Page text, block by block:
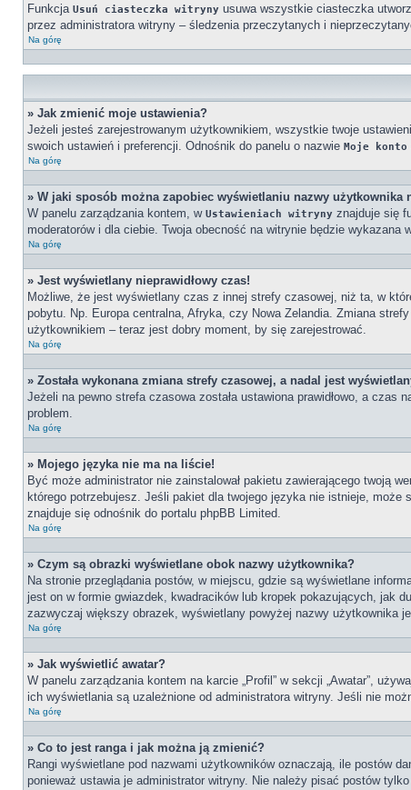
Funkcja Usuń ciasteczka witryny usuwa wszystkie ciasteczka
przez administratora witryny – śledzenia przeczytanych i
Na górę
» Jak zmienić moje ustawienia?
Jeżeli jesteś zarejestrowanym użytkownikiem, wszystkie twoje
swoich ustawień i preferencji. Odnośnik do panelu o nazwie Moje konto
Na górę
» W jaki sposób można zapobiec wyświetlaniu nazwy
W panelu zarządzania kontem, w Ustawieniach witryny znajduje się
moderatorów i dla ciebie. Twoja obecność na witrynie będzie wykazana
Na górę
» Jest wyświetlany nieprawidłowy czas!
Możliwe, że jest wyświetlany czas z innej strefy czasowej, niż ta, w
pobytu. Np. Europa centralna, Afryka, czy Nowa Zelandia. Zmiana
użytkownikiem – teraz jest dobry moment, by się zarejestrować.
Na górę
» Została wykonana zmiana strefy czasowej, a nadal jest
Jeżeli na pewno strefa czasowa została ustawiona prawidłowo, a czas
problem.
Na górę
» Mojego języka nie ma na liście!
Być może administrator nie zainstalował pakietu zawierającego twoją
którego potrzebujesz. Jeśli pakiet dla twojego języka nie istnieje,
znajduje się odnośnik do portalu phpBB Limited.
Na górę
» Czym są obrazki wyświetlane obok nazwy użytkownika?
Na stronie przeglądania postów, w miejscu, gdzie są wyświetlane
jest on w formie gwiazdek, kwadracików lub kropek pokazujących, jak
zazwyczaj większy obrazek, wyświetlany powyżej nazwy użytkownika
Na górę
» Jak wyświetlić awatar?
W panelu zarządzania kontem na karcie „Profil” w sekcji „Awatar”,
ich wyświetlania są uzależnione od administratora witryny. Jeśli nie
Na górę
» Co to jest ranga i jak można ją zmienić?
Rangi wyświetlane pod nazwami użytkowników oznaczają, ile postów
ponieważ ustawia je administrator witryny. Nie należy pisać postów